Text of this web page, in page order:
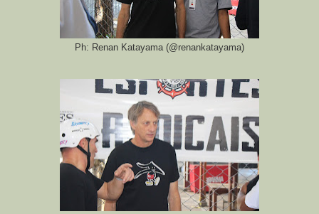
Ph: Renan Katayama (@renankatayama)